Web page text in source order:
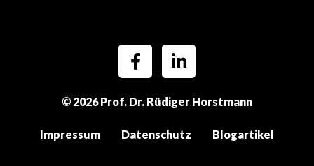
© 2026 Prof. Dr. Rüdiger Horstmann
Impressum Datenschutz Blogartikel